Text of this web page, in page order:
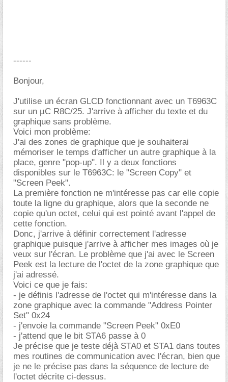
------
Bonjour,
J'utilise un écran GLCD fonctionnant avec un T6963C
sur un µC R8C/25. J'arrive à afficher du texte et du
graphique sans problème.
Voici mon problème:
J'ai des zones de graphique que je souhaiterai
mémoriser le temps d'afficher un autre graphique à la
place, genre "pop-up". Il y a deux fonctions
disponibles sur le T6963C: le "Screen Copy" et
"Screen Peek".
La première fonction ne m'intéresse pas car elle copie
toute la ligne du graphique, alors que la seconde ne
copie qu'un octet, celui qui est pointé avant l'appel de
cette fonction.
Donc, j'arrive à définir correctement l'adresse
graphique puisque j'arrive à afficher mes images où je
veux sur l'écran. Le problème que j'ai avec le Screen
Peek est la lecture de l'octet de la zone graphique que
j'ai adressé.
Voici ce que je fais:
- je définis l'adresse de l'octet qui m'intéresse dans la
zone graphique avec la commande "Address Pointer
Set" 0x24
- j'envoie la commande "Screen Peek" 0xE0
- j'attend que le bit STA6 passe à 0
Je précise que je teste déjà STA0 et STA1 dans toutes
mes routines de communication avec l'écran, bien que
je ne le précise pas dans la séquence de lecture de
l'octet décrite ci-dessus.